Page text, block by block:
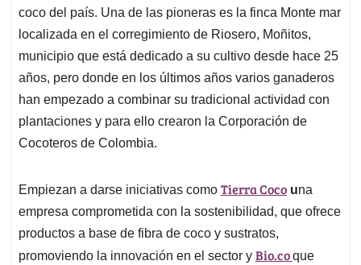
p
k
n
coco del país. Una de las pioneras es la finca Monte mar
localizada en el corregimiento de Riosero, Moñitos,
municipio que está dedicado a su cultivo desde hace 25
años, pero donde en los últimos años varios ganaderos
han empezado a combinar su tradicional actividad con
plantaciones y para ello crearon la Corporación de
Cocoteros de Colombia.
Empiezan a darse iniciativas como Tierra Coco una
empresa comprometida con la sostenibilidad, que ofrece
productos a base de fibra de coco y sustratos,
promoviendo la innovación en el sector y Bio.coque